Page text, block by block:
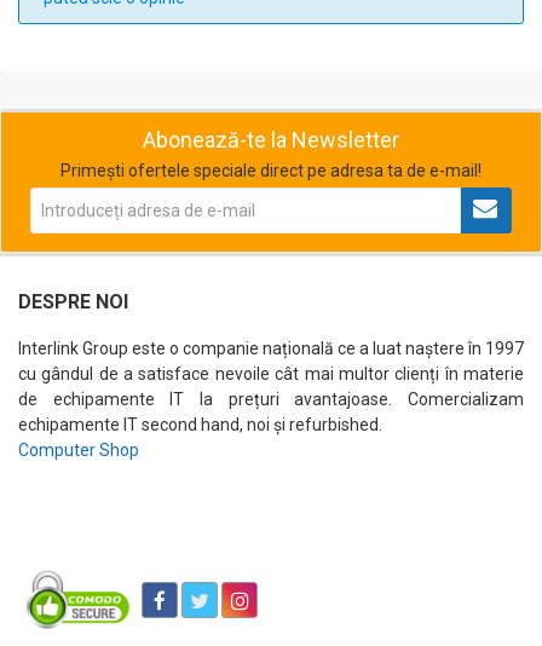
Abonează-te la Newsletter
Primești ofertele speciale direct pe adresa ta de e-mail!
DESPRE NOI
Interlink Group este o companie națională ce a luat naștere în 1997
cu gândul de a satisface nevoile cât mai multor clienți în materie
de echipamente IT la prețuri avantajoase. Comercializam
echipamente IT second hand, noi și refurbished.
Computer Shop